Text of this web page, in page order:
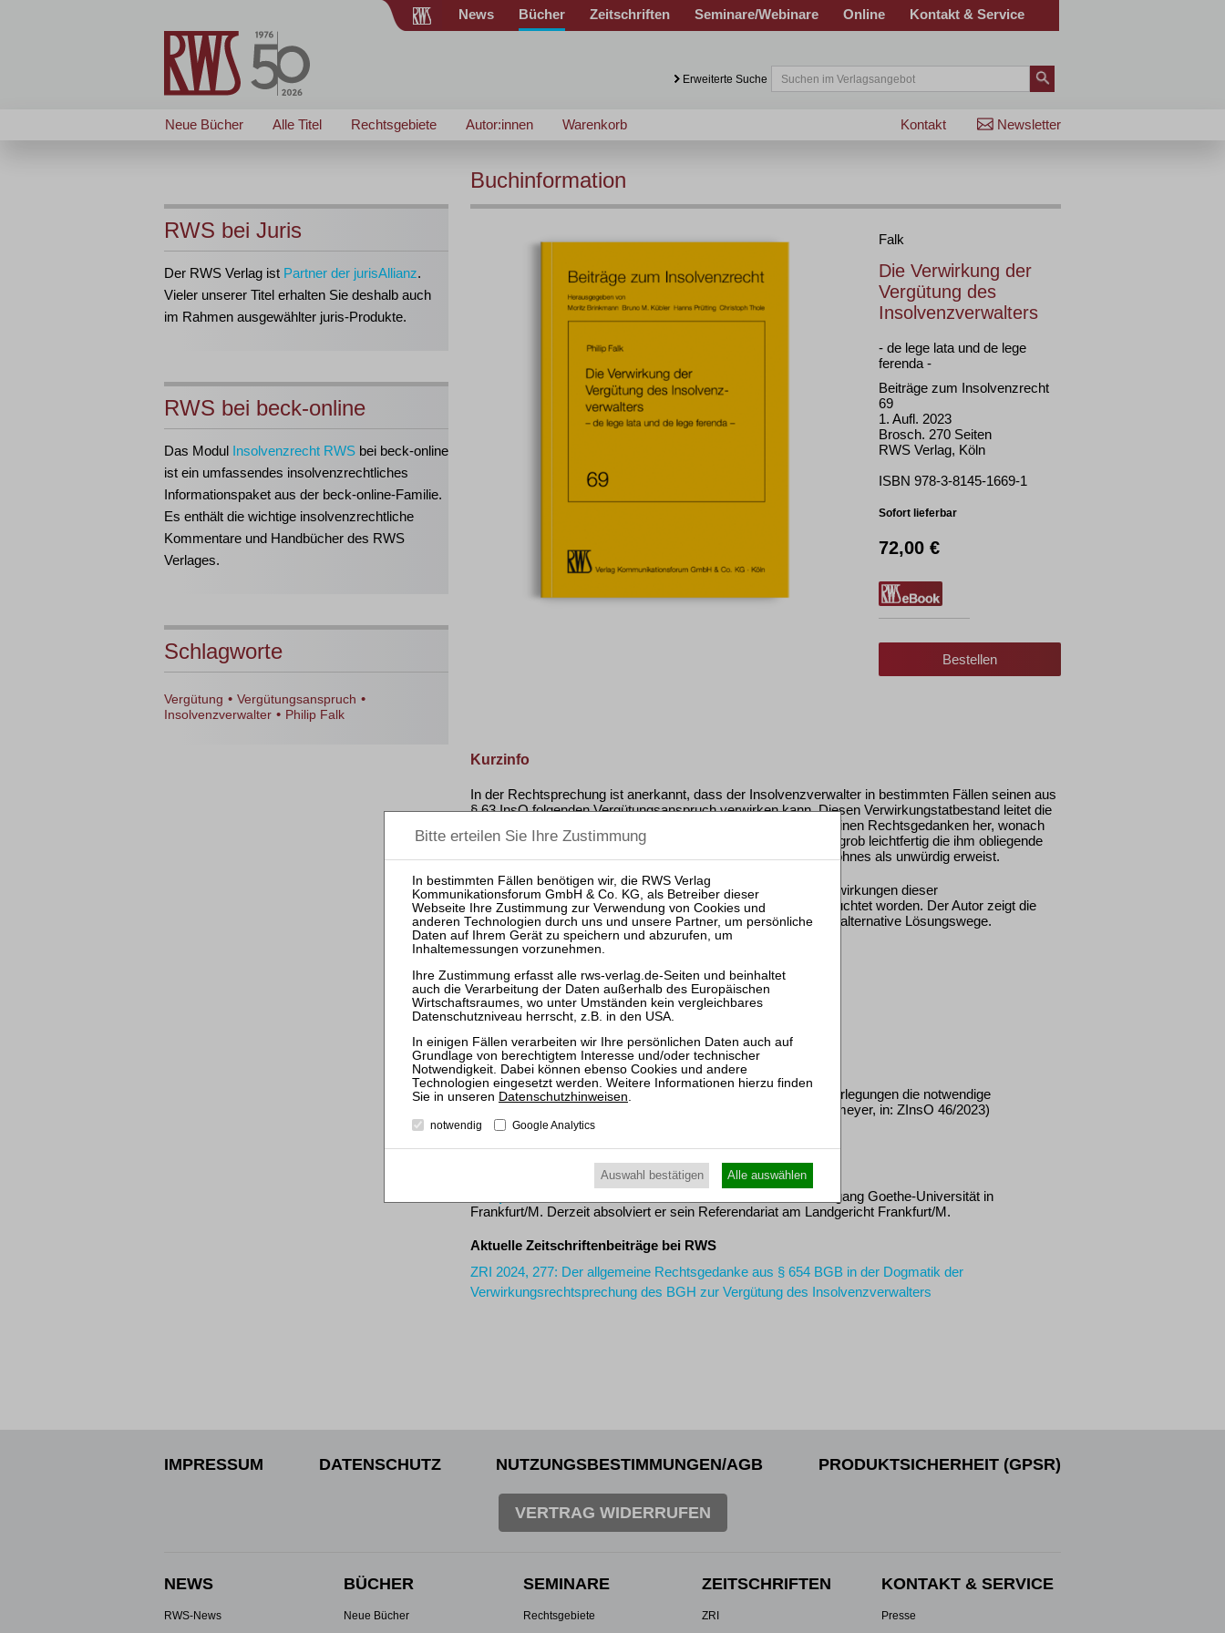
News Bücher Zeitschriften Seminare/Webinare Online Kontakt & Service
Erweiterte Suche
Neue Bücher Alle Titel Rechtsgebiete Autor:innen Warenkorb Newsletter
Kontakt
RWS bei Juris
Der RWS Verlag ist Partner der jurisAllianz.
Vieler unserer Titel erhalten Sie deshalb auch
im Rahmen ausgewählter juris-Produkte.
RWS bei beck-online
Das Modul Insolvenzrecht RWS bei beck-online
ist ein umfassendes insolvenzrechtliches
Informationspaket aus der beck-online-Familie.
Es enthält die wichtige insolvenzrechtliche
Kommentare und Handbücher des RWS
Verlages.
Schlagworte
Vergütung • Vergütungsanspruch •
Insolvenzverwalter • Philip Falk
Buchinformation
Falk
Die Verwirkung der
Vergütung des
Insolvenzverwalters
- de lege lata und de lege
ferenda -
Beiträge zum Insolvenzrecht
69
1. Aufl. 2023
Brosch. 270 Seiten
RWS Verlag, Köln
ISBN 978-3-8145-1669-1
Sofort lieferbar
72,00 €
Bestellen
Kurzinfo
In der Rechtsprechung ist anerkannt, dass der Insolvenzverwalter in bestimmten Fällen seinen aus
§ 63 InsO folgenden Vergütungsanspruch verwirken kann. Diesen Verwirkungstatbestand leitet die
Rechtsprechung aus einem in § 654 BGB enthaltenen allgemeinen Rechtsgedanken her, wonach
derjenige seinen Lohnanspruch verwirke, der vorsätzlich oder grob leichtfertig die ihm obliegende
Treuepflicht so schwerwiegend verletzt, dass er sich seines Lohnes als unwürdig erweist.
Die dogmatische Begründung und die damit verbundenen Auswirkungen dieser
Verwirkungsrechtsprechung sind bisher nicht umfassend beleuchtet worden. Der Autor zeigt die
Schwächen der bisherigen Rechtsprechung auf und erarbeitet alternative Lösungswege.
Downloads
Inhaltsverzeichnis
Rezensionen
„...sollten alle Beteiligten den von
entwickelten Reformüberlegungen die notwendige
Aufmerksamkeit widmen, es lohnt sich.“ (Prof. Dr. Hans Haarmeyer, in: ZInsO 46/2023)
studierte Rechtswissenschaft an der Johann Wolfgang Goethe-Universität in
Frankfurt/M. Derzeit absolviert er sein Referendariat am Landgericht Frankfurt/M.
Aktuelle Zeitschriftenbeiträge bei RWS
ZRI 2024, 277: Der allgemeine Rechtsgedanke aus § 654 BGB in der Dogmatik der
Verwirkungsrechtsprechung des BGH zur Vergütung des Insolvenzverwalters
IMPRESSUM DATENSCHUTZ NUTZUNGSBESTIMMUNGEN/AGB PRODUKTSICHERHEIT (GPSR)
VERTRAG WIDERRUFEN
NEWS
RWS-News
BÜCHER
Neue Bücher
SEMINARE
Rechtsgebiete
ZEITSCHRIFTEN
ZRI
KONTAKT & SERVICE
Presse
Datenschutzhinweisen.
notwendig Google Analytics
Auswahl bestätigen Alle auswählen